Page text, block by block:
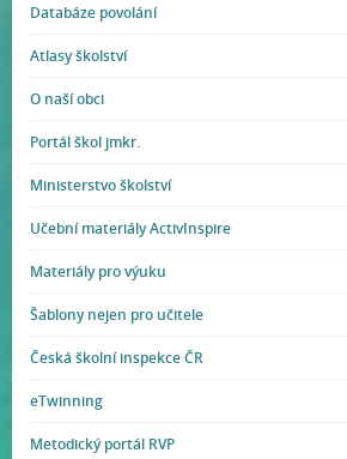
Databáze povolání
Atlasy školství
O naší obci
Portál škol jmkr.
Ministerstvo školství
Učební materiály ActivInspire
Materiály pro výuku
Šablony nejen pro učitele
Česká školní inspekce ČR
eTwinning
Metodický portál RVP